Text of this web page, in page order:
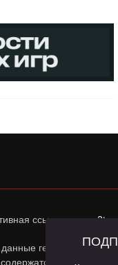
ссылка на
геолокации
в
Политике